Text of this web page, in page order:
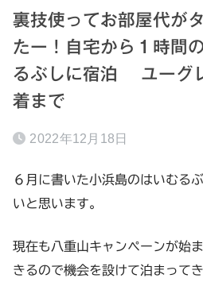
裏技使ってお部屋代が
たー！自宅から１時
るぶしに宿泊 ユーグ
着まで
2022年12月18日
６月に書いた小浜島のはいむる
いと思います。
現在も八重山キャンペーンが始
きるので機会を設けて泊まって